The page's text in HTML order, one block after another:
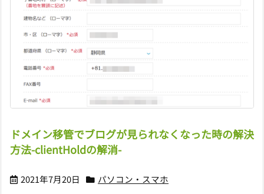
ドメイン移管でブログが見られなくなった時の解決
方法-clientHoldの解消-
2021年7月20日 パソコン・スマホ